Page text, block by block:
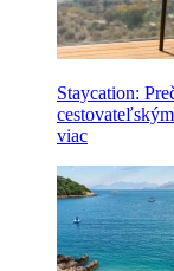
Staycation:
viac